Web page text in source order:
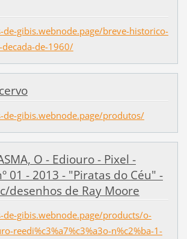
gibis.webnode.page/breve-historico-
de-1960/
gibis.webnode.page/produtos/
O - Ediouro - Pixel -
01 - 2013 - "Piratas do Céu" -
desenhos de Ray Moore
gibis.webnode.page/products/o-
reedi%c3%a7%c3%a3o-n%c2%ba-1-